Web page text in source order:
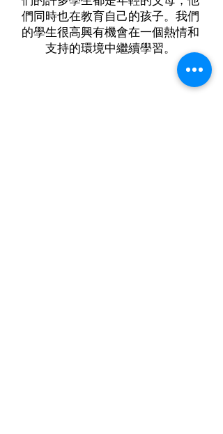
們同時也在教育自己的孩子。我們
的學生很高興有機會在一個熱情和
支持的環境中繼續學習。